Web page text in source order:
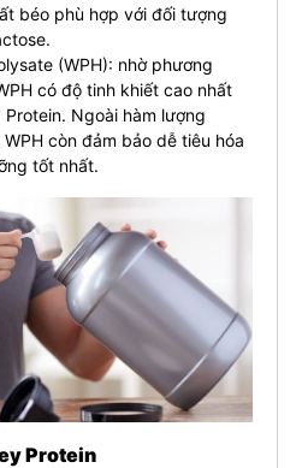
béo phù hợp với đối tượng
(WPH): nhờ phương
có độ tinh khiết cao nhất
Ngoài hàm lượng
còn đảm bảo dễ tiêu hóa
tốt nhất.
Protein